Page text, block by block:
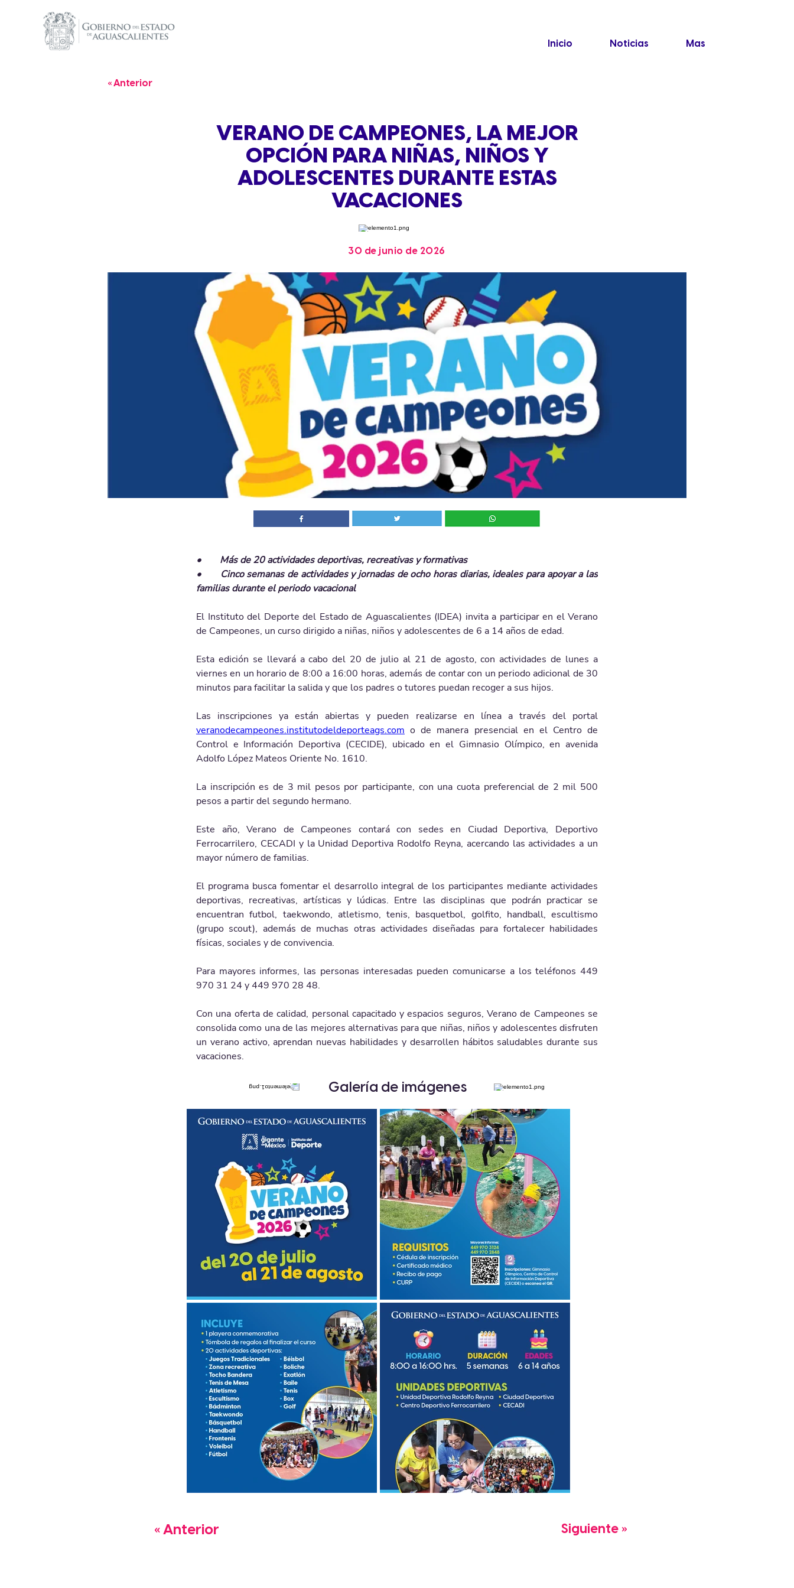
Inicio Noticias Mas
« Anterior
VERANO DE CAMPEONES, LA MEJOR
OPCIÓN PARA NIÑAS, NIÑOS Y
ADOLESCENTES DURANTE ESTAS
VACACIONES
30 de junio de 2026
•	Más de 20 actividades deportivas, recreativas y formativas
•	Cinco semanas de actividades y jornadas de ocho horas diarias, ideales para apoyar a las
familias durante el periodo vacacional
El Instituto del Deporte del Estado de Aguascalientes (IDEA) invita a participar en el Verano
de Campeones, un curso dirigido a niñas, niños y adolescentes de 6 a 14 años de edad.
Esta edición se llevará a cabo del 20 de julio al 21 de agosto, con actividades de lunes a
viernes en un horario de 8:00 a 16:00 horas, además de contar con un periodo adicional de 30
minutos para facilitar la salida y que los padres o tutores puedan recoger a sus hijos.
veranodecampeones.institutodeldeporteags.com o de manera presencial en el Centro de
Control e Información Deportiva (CECIDE), ubicado en el Gimnasio Olímpico, en avenida
Adolfo López Mateos Oriente No. 1610.
La inscripción es de 3 mil pesos por participante, con una cuota preferencial de 2 mil 500
pesos a partir del segundo hermano.
Este año, Verano de Campeones contará con sedes en Ciudad Deportiva, Deportivo
Ferrocarrilero, CECADI y la Unidad Deportiva Rodolfo Reyna, acercando las actividades a un
mayor número de familias.
El programa busca fomentar el desarrollo integral de los participantes mediante actividades
deportivas, recreativas, artísticas y lúdicas. Entre las disciplinas que podrán practicar se
encuentran futbol, taekwondo, atletismo, tenis, basquetbol, golfito, handball, escultismo
(grupo scout), además de muchas otras actividades diseñadas para fortalecer habilidades
físicas, sociales y de convivencia.
Para mayores informes, las personas interesadas pueden comunicarse a los teléfonos 449
970 31 24 y 449 970 28 48.
Con una oferta de calidad, personal capacitado y espacios seguros, Verano de Campeones se
consolida como una de las mejores alternativas para que niñas, niños y adolescentes disfruten
un verano activo, aprendan nuevas habilidades y desarrollen hábitos saludables durante sus
vacaciones.
Galería de imágenes
« Anterior Siguiente »